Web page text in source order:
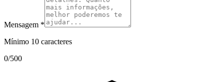
Mensagem *
Mínimo 10 caracteres
0/500